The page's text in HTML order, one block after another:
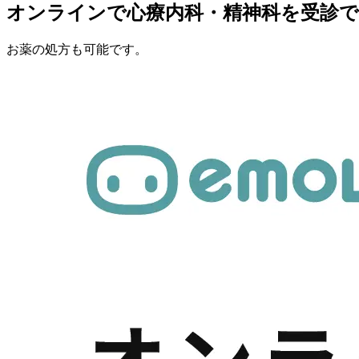
オンラインで心療内科・精神科を受診
お薬の処方も可能です。